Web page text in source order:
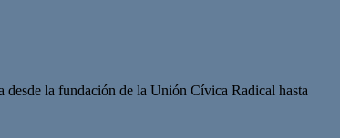
la fundación de la Unión Cívica Radical hasta